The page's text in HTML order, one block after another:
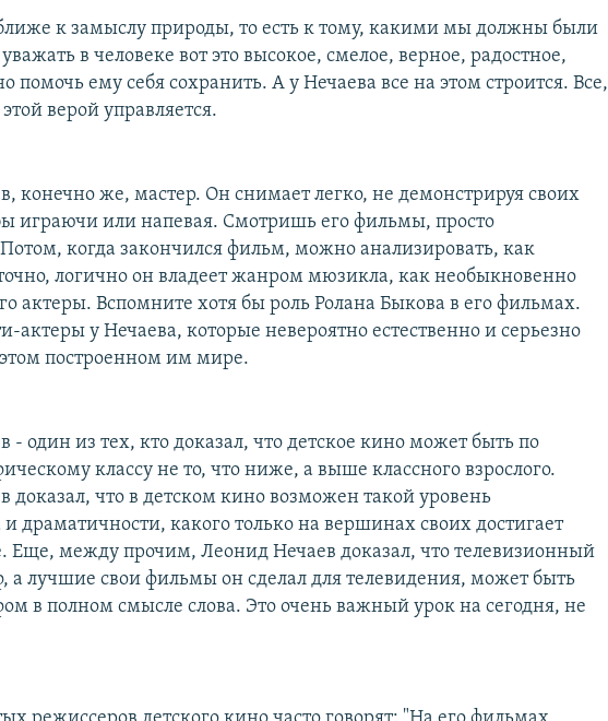
к замыслу природы, то есть к тому, какими мы должны были
в человеке вот это высокое, смелое, верное, радостное,
помочь ему себя сохранить. А у Нечаева все на этом строится. Все,
верой управляется.
конечно же, мастер. Он снимает легко, не демонстрируя своих
играючи или напевая. Смотришь его фильмы, просто
когда закончился фильм, можно анализировать, как
логично он владеет жанром мюзикла, как необыкновенно
актеры. Вспомните хотя бы роль Ролана Быкова в его фильмах.
актеры у Нечаева, которые невероятно естественно и серьезно
построенном им мире.
- один из тех, кто доказал, что детское кино может быть по
классу не то, что ниже, а выше классного взрослого.
доказал, что в детском кино возможен такой уровень
драматичности, какого только на вершинах своих достигает
Еще, между прочим, Леонид Нечаев доказал, что телевизионный
а лучшие свои фильмы он сделал для телевидения, может быть
в полном смысле слова. Это очень важный урок на сегодня, не